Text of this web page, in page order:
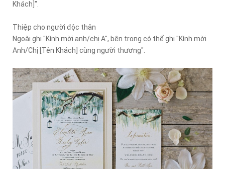
Khách]".
Thiệp cho người độc thân
Ngoài ghi "Kính mời anh/chị A", bên trong có thể ghi "Kính mời
Anh/Chị [Tên Khách] cùng người thương".